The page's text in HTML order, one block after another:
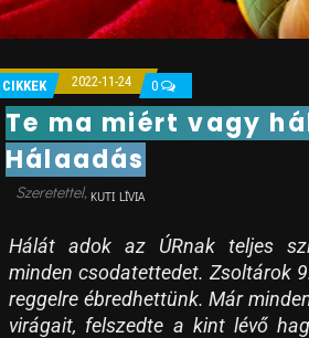
CIKKEK 2022-11-24 0
Te ma miért vagy
Hálaadás
KUTI LÍVIA
Hálát adok az ÚRnak teljes
minden csodatettedet. Zsoltárok
reggelre ébredhettünk. Már
virágait, felszedte a kint lévő